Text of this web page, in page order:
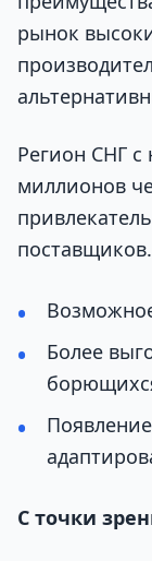
рынок
Регион СНГ с
миллионов
Более
С точки